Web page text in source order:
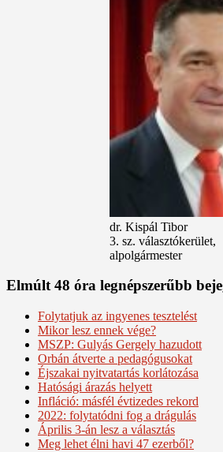
dr. Kispál Tibor
3. sz. választókerület,
alpolgármester
Elmúlt 48 óra legnépszerűbb
Folytatjuk az ingyenes tesztelést
Mikor lesz ennek vége?
MSZP: Gulyás Gergely hazudott
Orbán átverte a pedagógusokat
Éjszakai nyitvatartás korlátozása
Hatósági árazás helyett
Infláció: másfél évtizedes rekord
2022: folytatódni fog a drágulás
Április 3-án lesz a választás
Meg lehet élni havi 47 ezerből?